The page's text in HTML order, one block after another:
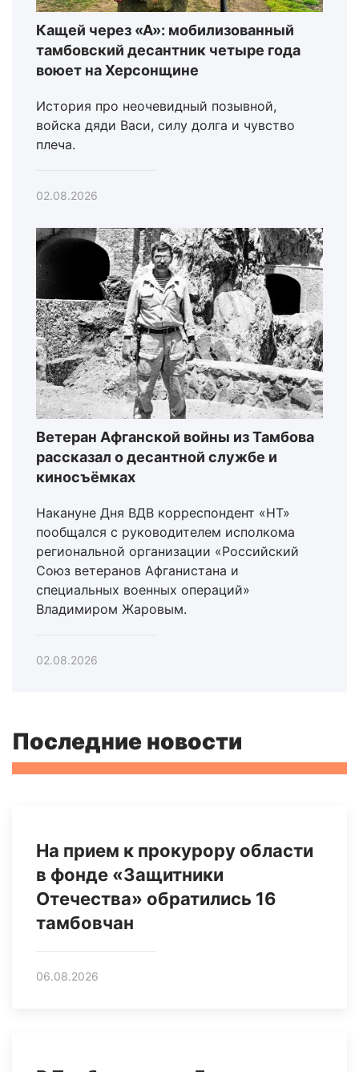
Кащей через «А»: мобилизованный
тамбовский десантник четыре года
воюет на Херсонщине
История про неочевидный позывной,
войска дяди Васи, силу долга и чувство
плеча.
02.08.2026
Ветеран Афганской войны из Тамбова
рассказал о десантной службе и
киносъёмках
Накануне Дня ВДВ корреспондент «НТ»
пообщался с руководителем исполкома
региональной организации «Российский
Союз ветеранов Афганистана и
специальных военных операций»
Владимиром Жаровым.
02.08.2026
Последние новости
На прием к прокурору области
в фонде «Защитники
Отечества» обратились 16
тамбовчан
06.08.2026